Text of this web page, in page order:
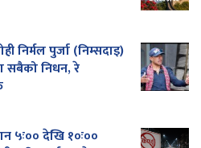
निर्मल पुर्जा (निम्सदाइ)
सबैको निधन, रे
५ः०० देखि १०ः००